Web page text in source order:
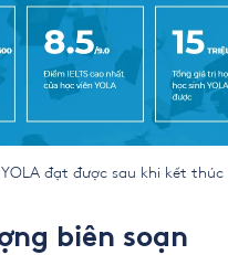
đạt được sau khi kết thúc
biên soạn